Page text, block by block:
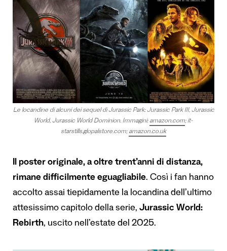
Le locandine di alcuni dei sequel di Jurassic Park: Jurassic Park III, Jurassic
World, Jurassic World Dominion. Immagini: amazon.com; it-
starstills.glopalstore.com; amazon.co.uk
Il poster originale, a oltre trent’anni di distanza,
rimane difficilmente eguagliabile. Così i fan hanno
accolto assai tiepidamente la locandina dell’ultimo
attesissimo capitolo della serie, Jurassic World:
Rebirth, uscito nell’estate del 2025.